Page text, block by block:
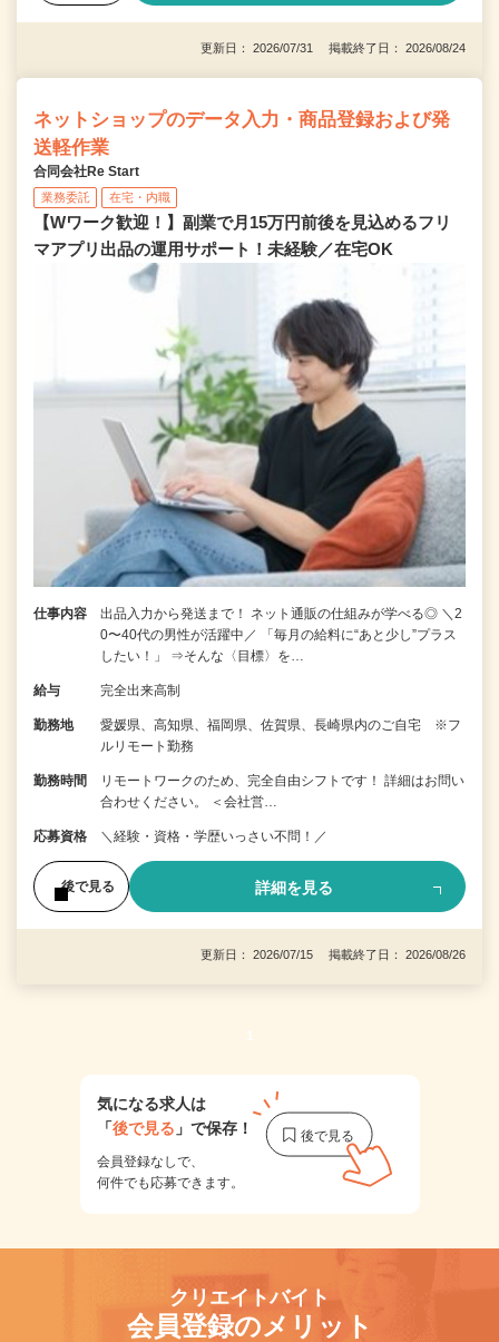
更新日： 2026/07/31 掲載終了日： 2026/08/24
ネットショップのデータ入力・商品登録および発
送軽作業
合同会社Re Start
業務委託 在宅・内職
【Wワーク歓迎！】副業で月15万円前後を見込めるフリ
マアプリ出品の運用サポート！未経験／在宅OK
仕事内容
出品入力から発送まで！ ネット通販の仕組みが学べる◎ ＼2
0〜40代の男性が活躍中／ 「毎月の給料に“あと少し”プラス
したい！」 ⇒そんな〈目標〉を…
給与 完全出来高制
勤務地
愛媛県、高知県、福岡県、佐賀県、長崎県内のご自宅 ※フ
ルリモート勤務
勤務時間
リモートワークのため、完全自由シフトです！ 詳細はお問い
合わせください。 ＜会社営…
応募資格 ＼経験・資格・学歴いっさい不問！／
後で見る 詳細を見る
更新日： 2026/07/15 掲載終了日： 2026/08/26
1
気になる求人は
「後で見る 」で保存！
会員登録なしで、
何件でも応募できます。
クリエイトバイト
会員登録のメリット